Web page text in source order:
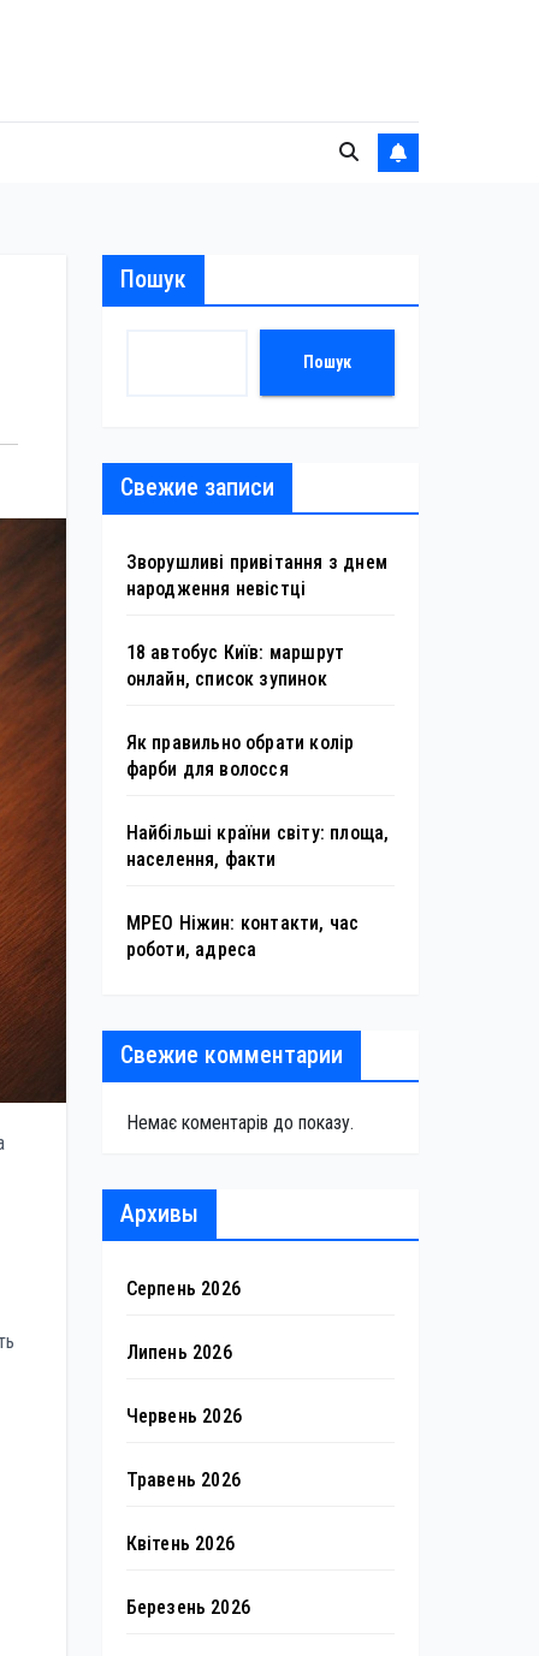
Пошук
Пошук
Свежие записи
Зворушливі привітання з днем
народження невістці
18 автобус Київ: маршрут
онлайн, список зупинок
Як правильно обрати колір
фарби для волосся
Найбільші країни світу: площа,
населення, факти
МРЕО Ніжин: контакти, час
роботи, адреса
Свежие комментарии
Немає коментарів до показу.
Архивы
Серпень 2026
Липень 2026
Червень 2026
Травень 2026
Квітень 2026
Березень 2026